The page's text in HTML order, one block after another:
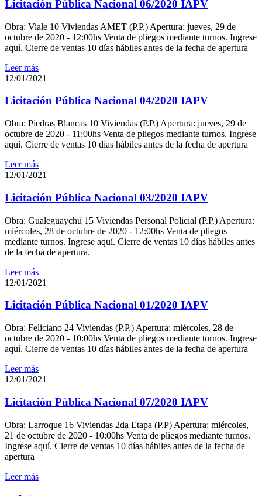
Licitación Pública Nacional 06/2020 IAPV
Obra: Viale 10 Viviendas AMET (P.P.) Apertura: jueves, 29 de
octubre de 2020 - 12:00hs Venta de pliegos mediante turnos. Ingrese
aquí. Cierre de ventas 10 días hábiles antes de la fecha de apertura
Leer más
12/01/2021
Licitación Pública Nacional 04/2020 IAPV
Obra: Piedras Blancas 10 Viviendas (P.P.) Apertura: jueves, 29 de
octubre de 2020 - 11:00hs Venta de pliegos mediante turnos. Ingrese
aquí. Cierre de ventas 10 días hábiles antes de la fecha de apertura
Leer más
12/01/2021
Licitación Pública Nacional 03/2020 IAPV
Obra: Gualeguaychú 15 Viviendas Personal Policial (P.P.) Apertura:
miércoles, 28 de octubre de 2020 - 12:00hs Venta de pliegos
mediante turnos. Ingrese aquí. Cierre de ventas 10 días hábiles antes
de la fecha de apertura.
Leer más
12/01/2021
Licitación Pública Nacional 01/2020 IAPV
Obra: Feliciano 24 Viviendas (P.P.) Apertura: miércoles, 28 de
octubre de 2020 - 10:00hs Venta de pliegos mediante turnos. Ingrese
aquí. Cierre de ventas 10 días hábiles antes de la fecha de apertura
Leer más
12/01/2021
Licitación Pública Nacional 07/2020 IAPV
Obra: Larroque 16 Viviendas 2da Etapa (P.P) Apertura: miércoles,
21 de octubre de 2020 - 10:00hs Venta de pliegos mediante turnos.
Ingrese aquí. Cierre de ventas 10 días hábiles antes de la fecha de
apertura
Leer más